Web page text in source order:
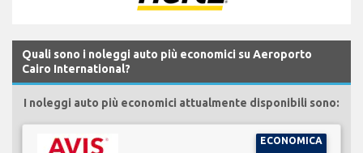
Quali sono i noleggi auto più economici su Aeroporto
Cairo International?
I noleggi auto più economici attualmente disponibili sono:
ECONOMICA